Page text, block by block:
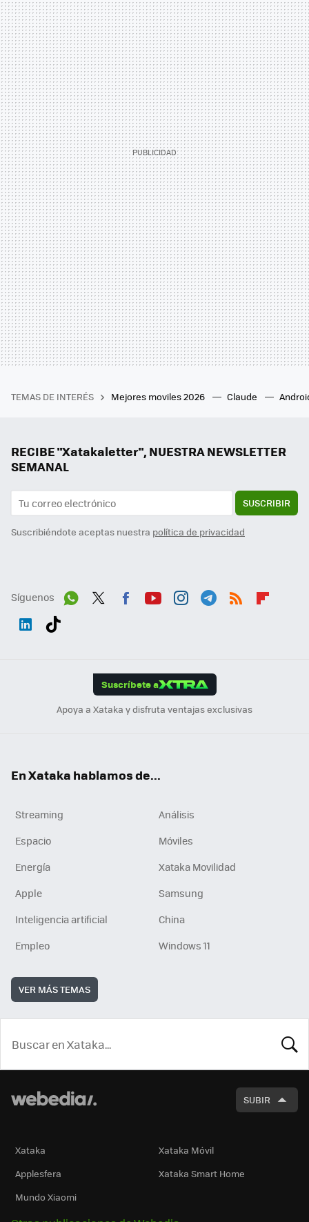
TEMAS DE INTERÉS Mejores moviles 2026 Claude
RECIBE "Xatakaletter", NUESTRA NEWSLETTER
SEMANAL
SUSCRIBIR
Suscribiéndote aceptas nuestra política de privacidad
Síguenos
Suscríbete a
Apoya a Xataka y disfruta ventajas exclusivas
En Xataka hablamos de...
Streaming
Análisis
Espacio
Móviles
Energía
Xataka Movilidad
Apple
Samsung
Inteligencia artificial
China
Empleo
Windows 11
VER MÁS TEMAS
SUBIR
Xataka
Xataka Móvil
Applesfera
Xataka Smart Home
Mundo Xiaomi